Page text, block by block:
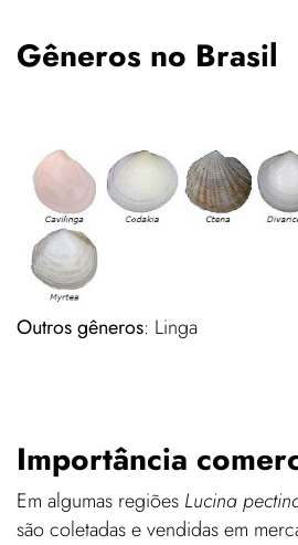
Gêneros no Brasil
Outros gêneros: Linga
Importância
Em algumas regiões Lucina
são coletadas e vendidas em